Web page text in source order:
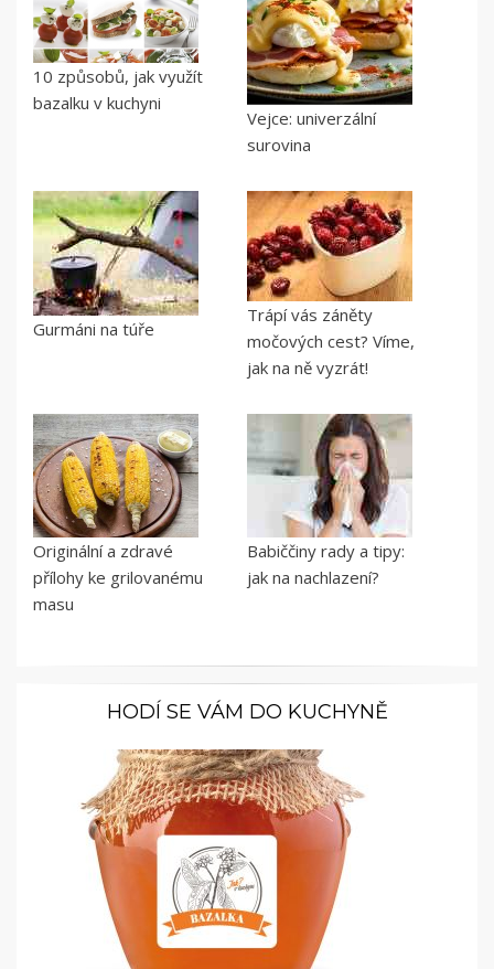
10 způsobů, jak využít
bazalku v kuchyni
Vejce: univerzální
surovina
Gurmáni na túře
Trápí vás záněty
močových cest? Víme,
jak na ně vyzrát!
Originální a zdravé
přílohy ke grilovanému
masu
Babiččiny rady a tipy:
jak na nachlazení?
HODÍ SE VÁM DO KUCHYNĚ